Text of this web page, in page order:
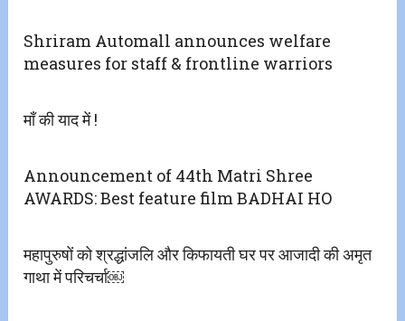
Shriram Automall announces welfare
measures for staff & frontline warriors
माँ की याद में !
Announcement of 44th Matri Shree
AWARDS: Best feature film BADHAI HO
महापुरुषों को श्रद्धांजलि और किफायती घर पर आजादी की‌ अमृत
गाथा में परिचर्चा￼